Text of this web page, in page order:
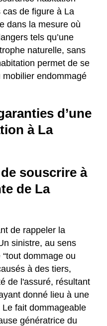
de figure à La
dans la mesure où
tels qu’une
naturelle, sans
permet de se
endommagé
d’une
à La
souscrire à
de La
de rappeler la
sinistre, au sens
dommage ou
à des tiers,
de l'assuré, résultant
donné lieu à une
fait dommageable
génératrice du